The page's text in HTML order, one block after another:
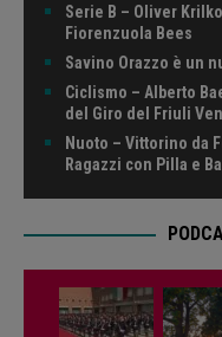
Serie B – Oliver
Fiorenzuola Bees
Savino Orazzo è un
Ciclismo – Alberto
del Giro del Friuli
Nuoto – Vittorino da
Ragazzi con Pilla e